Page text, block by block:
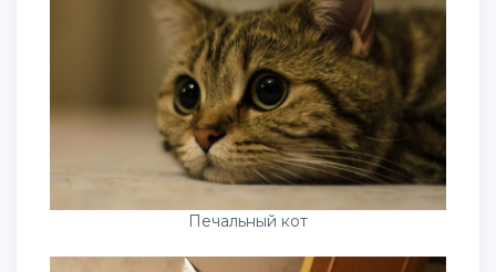
Печальный кот